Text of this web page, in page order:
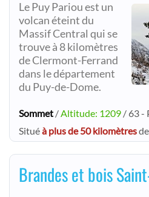
Le Puy Pariou est un
volcan éteint du
Massif Central qui se
trouve à 8 kilomètres
de Clermont-Ferrand
dans le département
du Puy-de-Dome.
Sommet /Altitude: 1209 / 63 -
Situéà plus de 50 kilomètresde
Brandes et bois